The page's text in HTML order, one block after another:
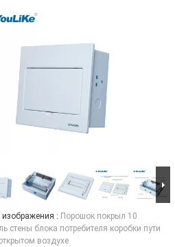
изображения : Порошок покрыл 10
стены блока потребителя коробки пути
воздухе